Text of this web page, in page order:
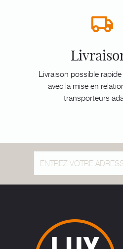
Livraison possible
avec la mise en
transporteurs